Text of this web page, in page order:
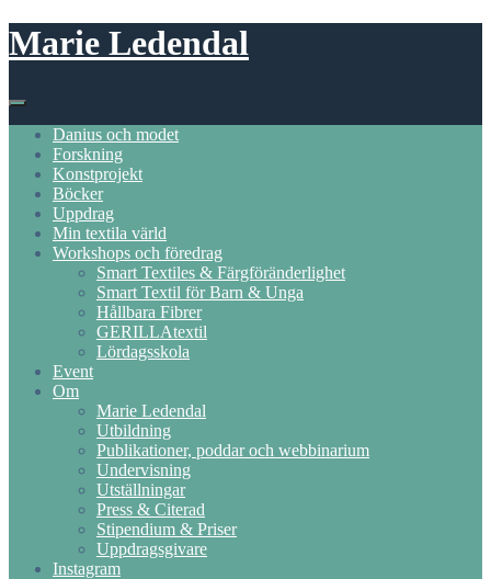
Skip
to
Marie Ledendal
Danius och modet
Forskning
Konstprojekt
Böcker
Uppdrag
Min textila värld
Workshops och föredrag
Smart Textiles & Färgföränderlighet
Smart Textil för Barn & Unga
Hållbara Fibrer
GERILLAtextil
Lördagsskola
Event
Om
Marie Ledendal
Utbildning
Publikationer, poddar och webbinarium
Undervisning
Utställningar
Press & Citerad
Stipendium & Priser
Uppdragsgivare
Instagram